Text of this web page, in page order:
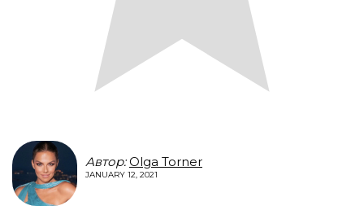
Автор: Olga Torner
JANUARY 12, 2021